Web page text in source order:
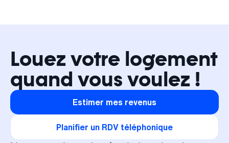
Louez votre logement
quand vous voulez !
Estimer mes revenus
Planifier un RDV téléphonique